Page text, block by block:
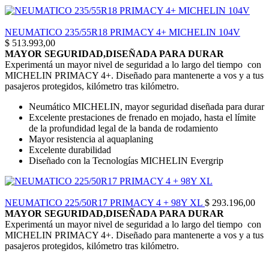
NEUMATICO 235/55R18 PRIMACY 4+ MICHELIN 104V
$ 513.993,00
MAYOR SEGURIDAD,DISEÑADA PARA DURAR
Experimentá un mayor nivel de seguridad a lo largo del tiempo con
MICHELIN PRIMACY 4+. Diseñado para mantenerte a vos y a tus
pasajeros protegidos, kilómetro tras kilómetro.
Neumático MICHELIN, mayor seguridad diseñada para durar
Excelente prestaciones de frenado en mojado, hasta el límite
de la profundidad legal de la banda de rodamiento
Mayor resistencia al aquaplaning
Excelente durabilidad
Diseñado con la Tecnologías MICHELIN Evergrip
NEUMATICO 225/50R17 PRIMACY 4 + 98Y XL $ 293.196,00
MAYOR SEGURIDAD,DISEÑADA PARA DURAR
Experimentá un mayor nivel de seguridad a lo largo del tiempo con
MICHELIN PRIMACY 4+. Diseñado para mantenerte a vos y a tus
pasajeros protegidos, kilómetro tras kilómetro.